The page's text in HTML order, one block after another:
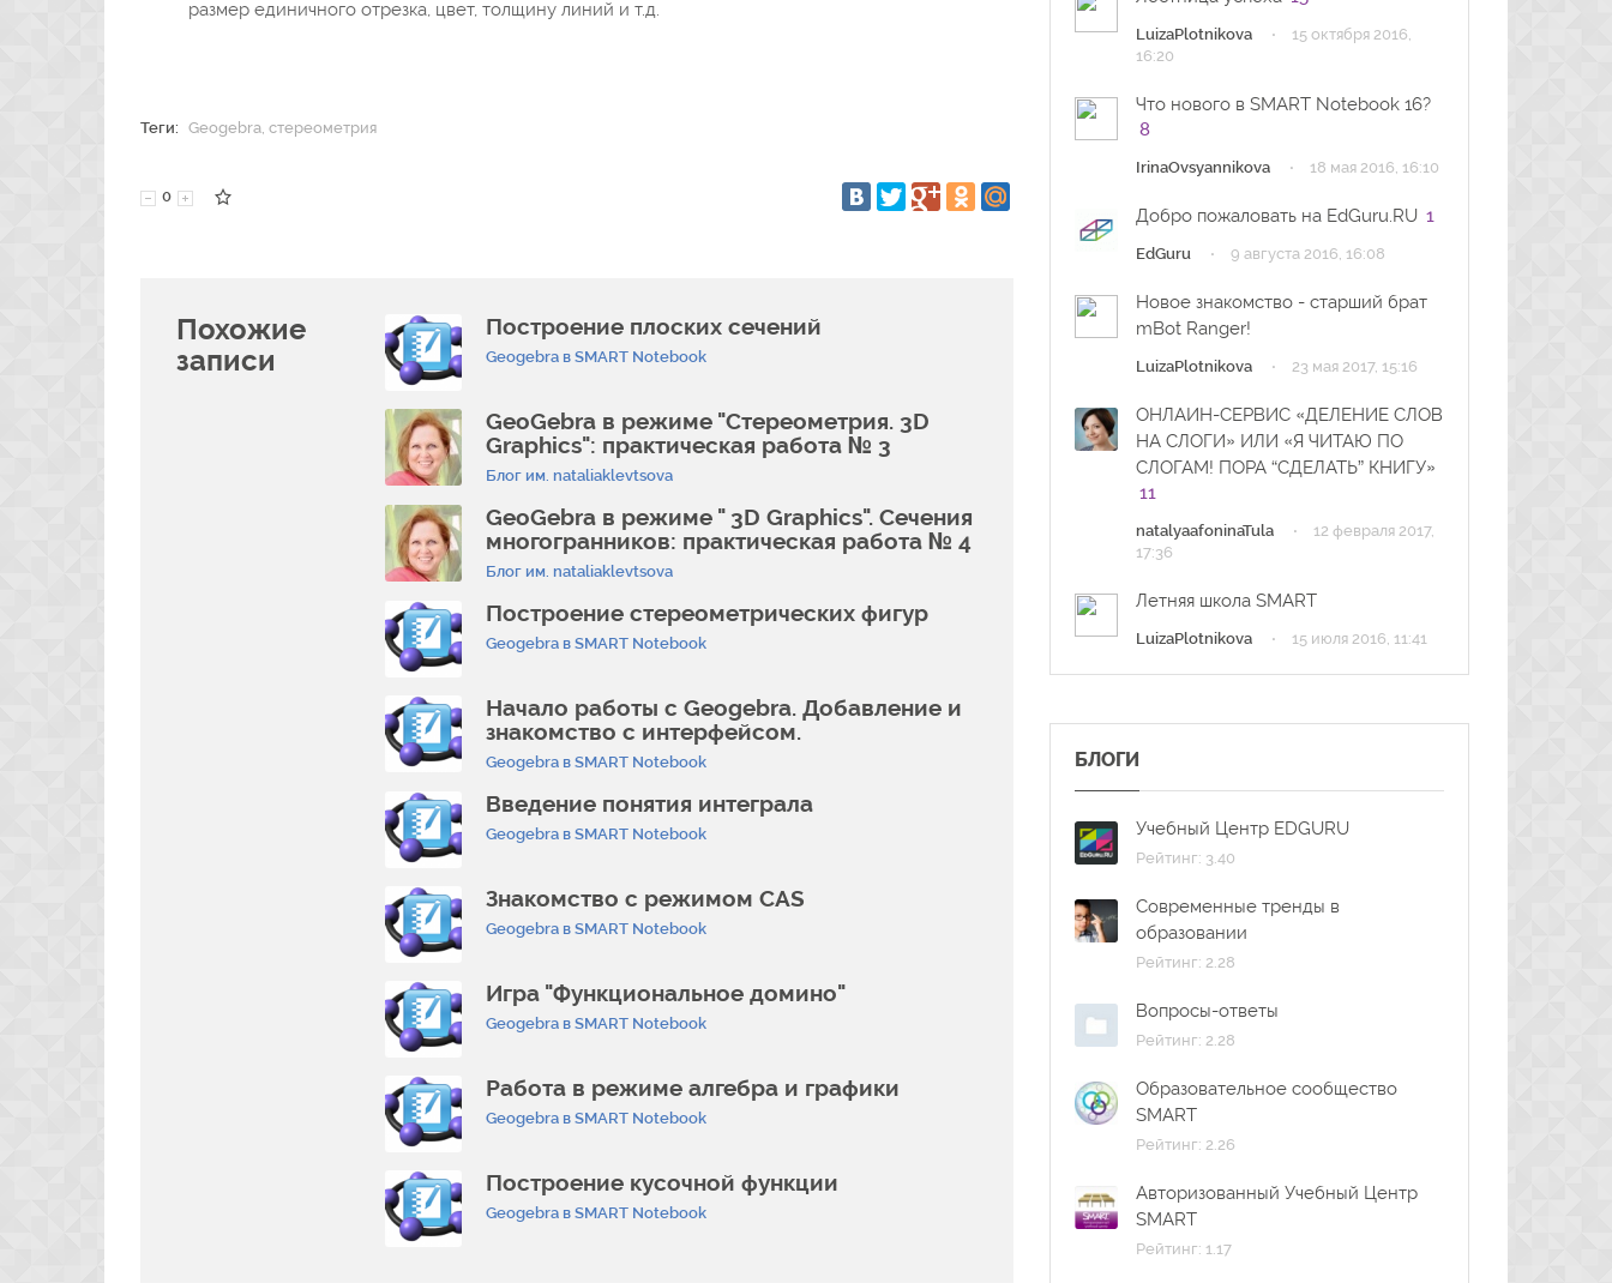
размер единичного отрезка, цвет, толщину линий и т.д.
Теги: Geogebra стереометрия
0
Похожие
записи
Построение плоских сечений
Geogebra в SMART Notebook
GeoGebra в режиме "Стереометрия. 3D
Graphics": практическая работа № 3
Блог им. nataliaklevtsova
GeoGebra в режиме " 3D Graphics". Сечения
многогранников: практическая работа № 4
Блог им. nataliaklevtsova
Построение стереометрических фигур
Geogebra в SMART Notebook
Начало работы с Geogebra. Добавление и
знакомство с интерфейсом.
Geogebra в SMART Notebook
Введение понятия интеграла
Geogebra в SMART Notebook
Знакомство с режимом CAS
Geogebra в SMART Notebook
Игра "Функциональное домино"
Geogebra в SMART Notebook
Работа в режиме алгебра и графики
Geogebra в SMART Notebook
Построение кусочной функции
Geogebra в SMART Notebook
LuizaPlotnikova ·
15 октября 2016,
16:20
Что нового в SMART Notebook 16?
8
IrinaOvsyannikova · 18 мая 2016, 16:10
Добро пожаловать на EdGuru.RU 1
EdGuru · 9 августа 2016, 16:08
Новое знакомство - старший брат
mBot Ranger!
LuizaPlotnikova · 23 мая 2017, 15:16
ОНЛАЙН-СЕРВИС «ДЕЛЕНИЕ СЛОВ
НА СЛОГИ» ИЛИ «Я ЧИТАЮ ПО
СЛОГАМ! ПОРА “СДЕЛАТЬ” КНИГУ»
11
natalyaafoninaTula ·
12 февраля 2017,
17:36
Летняя школа SMART
LuizaPlotnikova · 15 июля 2016, 11:41
БЛОГИ
Учебный Центр EDGURU
Рейтинг: 3.40
Современные тренды в
образовании
Рейтинг: 2.28
Вопросы-ответы
Рейтинг: 2.28
Образовательное сообщество
SMART
Рейтинг: 2.26
Авторизованный Учебный Центр
SMART
Рейтинг: 1.17